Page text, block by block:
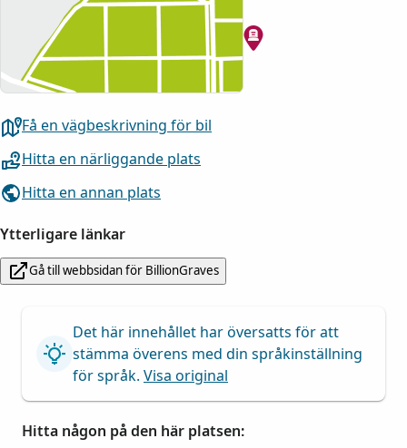
Få en vägbeskrivning för bil
Hitta en närliggande plats
Hitta en annan plats
Ytterligare länkar
Gå till webbsidan för BillionGraves
Det här innehållet har översatts för att
stämma överens med din språkinställning
för språk. Visa original
Hitta någon på den här platsen: